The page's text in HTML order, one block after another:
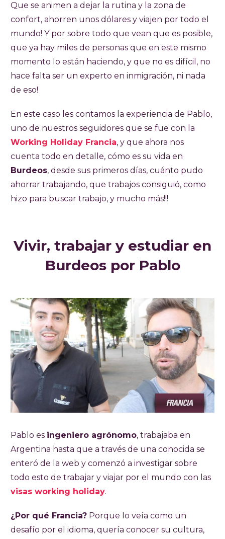
Que se animen a dejar la rutina y la zona de
confort, ahorren unos dólares y viajen por todo el
mundo! Y por sobre todo que vean que es posible,
que ya hay miles de personas que en este mismo
momento lo están haciendo, y que no es difícil, no
hace falta ser un experto en inmigración, ni nada
de eso!
En este caso les contamos la experiencia de Pablo,
uno de nuestros seguidores que se fue con la
Working Holiday Francia, y que ahora nos
cuenta todo en detalle, cómo es su vida en
Burdeos, desde sus primeros días, cuánto pudo
ahorrar trabajando, que trabajos consiguió, como
hizo para buscar trabajo, y mucho más!!!
Vivir, trabajar y estudiar en
Burdeos por Pablo
Pablo es ingeniero agrónomo, trabajaba en
Argentina hasta que a través de una conocida se
enteró de la web y comenzó a investigar sobre
todo esto de trabajar y viajar por el mundo con las
visas working holiday.
¿Por qué Francia? Porque lo veía como un
desafío por el idioma, quería conocer su cultura,